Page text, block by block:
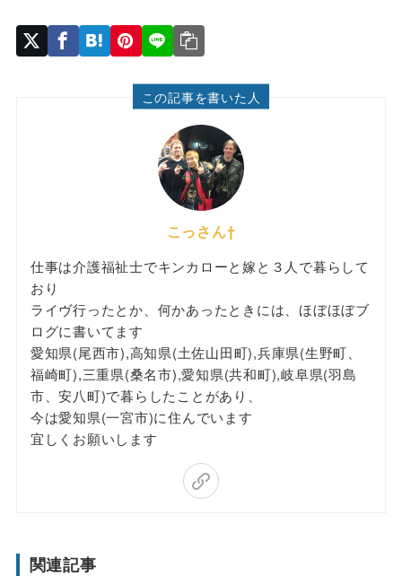
この記事を書いた人
こっさん†
仕事は介護福祉士でキンカローと嫁と３人で暮らして
おり
ライヴ行ったとか、何かあったときには、ほぼほぼブ
ログに書いてます
愛知県(尾西市),高知県(土佐山田町),兵庫県(生野町、
福崎町),三重県(桑名市),愛知県(共和町),岐阜県(羽島
市、安八町)で暮らしたことがあり、
今は愛知県(一宮市)に住んでいます
宜しくお願いします
関連記事